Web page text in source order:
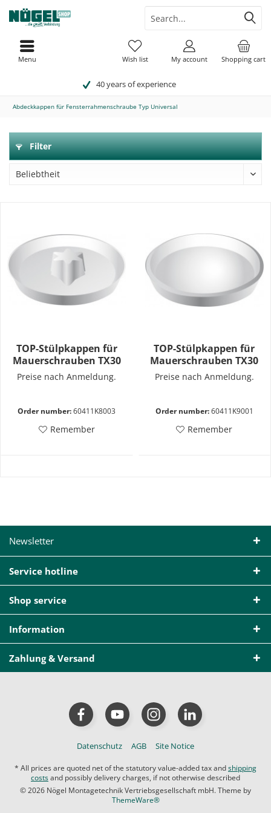
40 years of experience
Shopping cart
Wish list My account
Menu
Abdeckkappen für Fensterrahmenschraube Typ Universal
Filter
TOP-Stülpkappen für
Mauerschrauben TX30
Preise nach Anmeldung.
Order number:60411K8003
Remember
TOP-Stülpkappen für
Mauerschrauben TX30
Preise nach Anmeldung.
Order number:60411K9001
Remember
Newsletter
Service hotline
Shop service
Information
Zahlung & Versand
Datenschutz AGB Site Notice
* All prices are quoted net of the statutory value-added tax andshipping
costsand possibly delivery charges, if not otherwise described
© 2026 Nögel Montagetechnik Vertriebsgesellschaft mbH. Theme by
ThemeWare®